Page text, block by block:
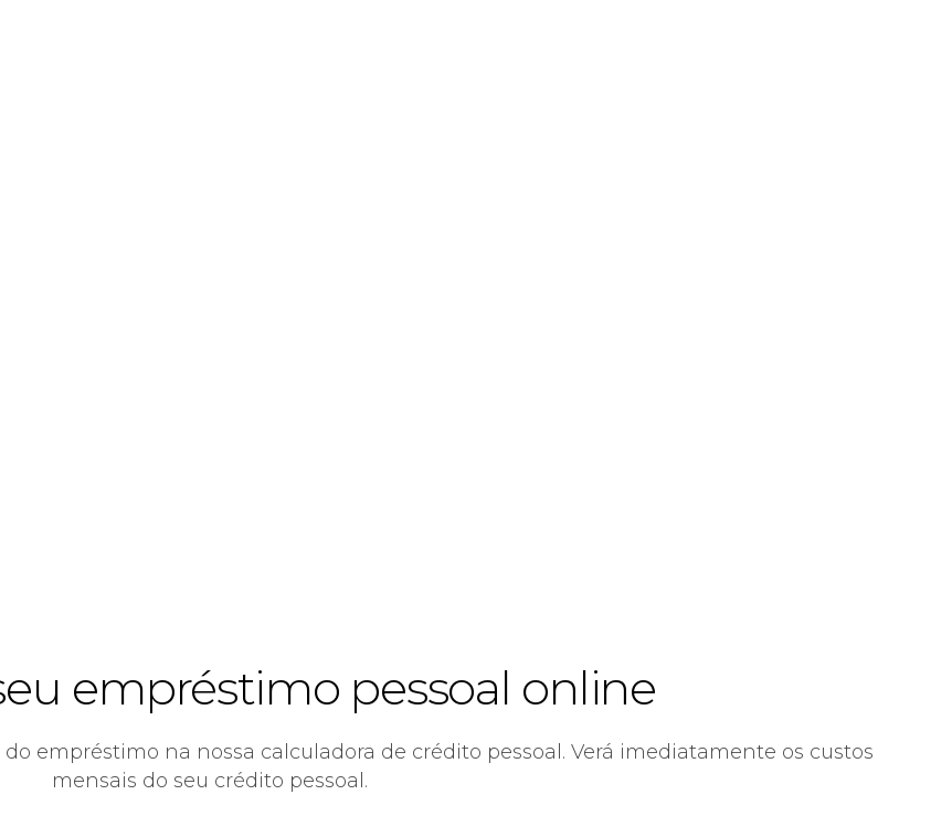
empréstimo pessoal online
empréstimo na nossa calculadora de crédito pessoal. Verá imediatamente os custos
mensais do seu crédito pessoal.